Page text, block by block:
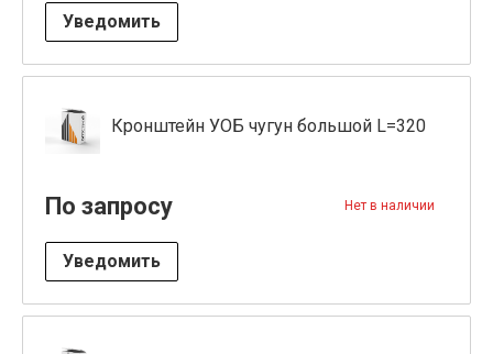
Уведомить
Кронштейн УОБ чугун большой L=320
По запросу Нет в наличии
Уведомить